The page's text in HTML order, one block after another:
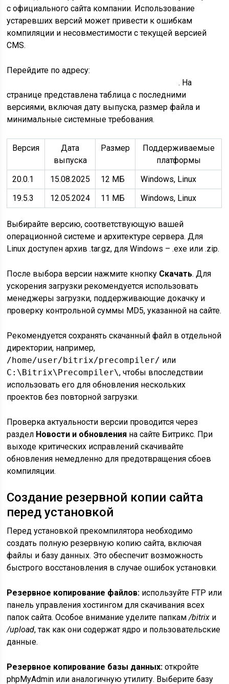
с официального сайта компании. Использование
устаревших версий может привести к ошибкам
компиляции и несовместимости с текущей версией
CMS.
Перейдите по адресу:
https://www.1c-bitrix.ru/download/precompiler/. На
странице представлена таблица с последними
версиями, включая дату выпуска, размер файла и
минимальные системные требования.
Версия
Дата
выпуска
Размер
Поддерживаемые
платформы
20.0.1
15.08.2025 12 МБ
Windows, Linux
19.5.3
12.05.2024 11 МБ Windows, Linux
Выбирайте версию, соответствующую вашей
операционной системе и архитектуре сервера. Для
Linux доступен архив .tar.gz, для Windows – .exe или .zip.
После выбора версии нажмите кнопку Скачать. Для
ускорения загрузки рекомендуется использовать
менеджеры загрузки, поддерживающие докачку и
проверку контрольной суммы MD5, указанной на сайте.
Рекомендуется сохранять скачанный файл в отдельной
директории, например,
/home/user/bitrix/precompiler/ или
C:\Bitrix\Precompiler\, чтобы впоследствии
использовать его для обновления нескольких
проектов без повторной загрузки.
Проверка актуальности версии проводится через
раздел Новости и обновления на сайте Битрикс. При
выходе критических исправлений скачивайте
обновления немедленно для предотвращения сбоев
компиляции.
Создание резервной копии сайта
перед установкой
Перед установкой прекомпилятора необходимо
создать полную резервную копию сайта, включая
файлы и базу данных. Это обеспечит возможность
быстрого восстановления в случае ошибок установки.
Резервное копирование файлов: используйте FTP или
панель управления хостингом для скачивания всех
папок сайта. Особое внимание уделите папкам/bitrix и
/upload, так как они содержат ядро и пользовательские
данные.
Резервное копирование базы данных: откройте
phpMyAdmin или аналогичную утилиту. Выберите базу